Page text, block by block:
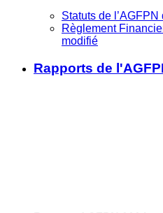
Statuts de
Règlement
modifié
Rapports de